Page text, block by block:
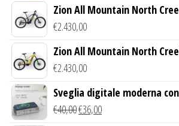
Zion All Mountain North
€2.430,00
Zion All Mountain North
€2.430,00
Sveglia digitale moderna
Wireless Qi
€40,00€36,00